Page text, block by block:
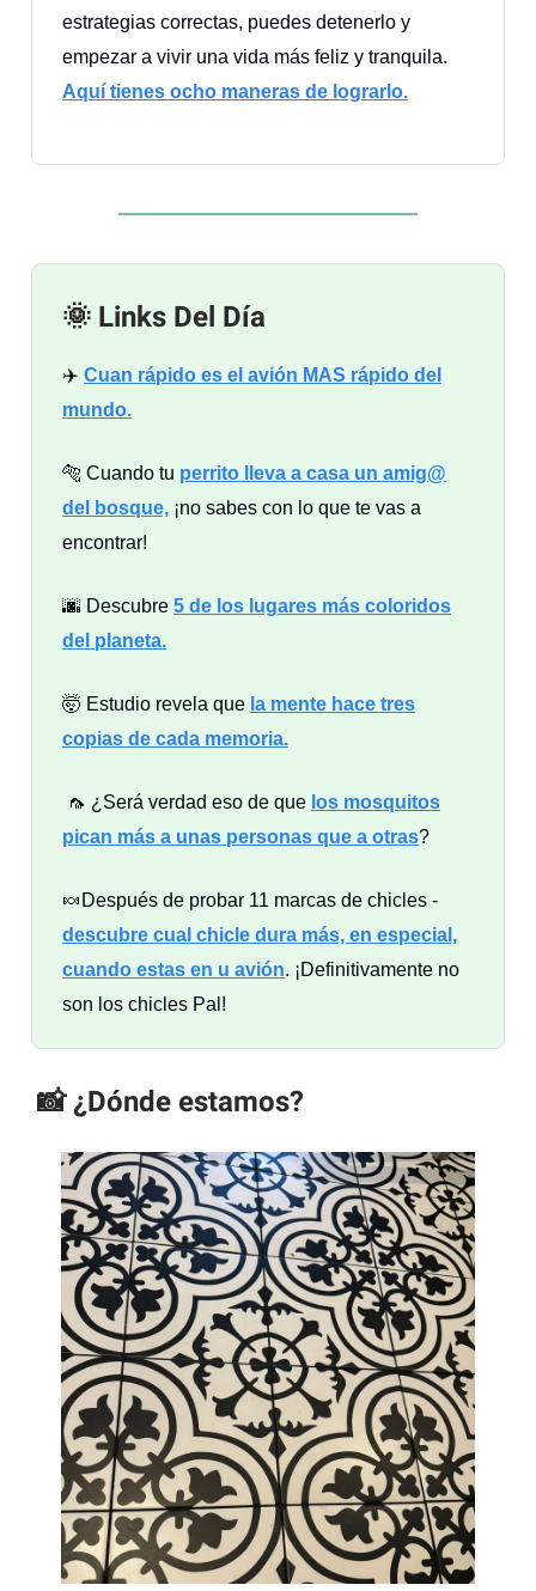
estrategias correctas, puedes detenerlo y
empezar a vivir una vida más feliz y tranquila.
Aquí tienes ocho maneras de lograrlo.
🌞 Links Del Día
✈️ Cuan rápido es el avión MAS rápido del
mundo.
🐅 Cuando tu perrito lleva a casa un amig@
del bosque, ¡no sabes con lo que te vas a
encontrar!
🌆 Descubre 5 de los lugares más coloridos
del planeta.
🤯 Estudio revela que la mente hace tres
copias de cada memoria.
🦟 ¿Será verdad eso de que los mosquitos
pican más a unas personas que a otras?
🍬Después de probar 11 marcas de chicles -
descubre cual chicle dura más, en especial,
cuando estas en u avión. ¡Definitivamente no
son los chicles Pal!
📸 ¿Dónde estamos?